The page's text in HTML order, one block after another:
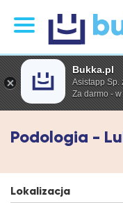
Podologia -
Lokalizacja
Bukka.pl
Asistapp Sp.
Za darmo -